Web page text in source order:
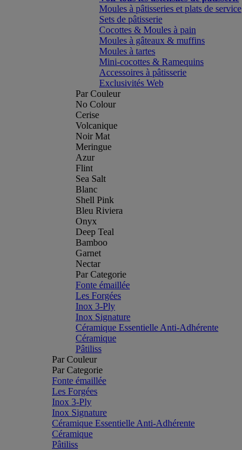
Moules à pâtisseries et plats de service
Sets de pâtisserie
Cocottes & Moules à pain
Moules à gâteaux & muffins
Moules à tartes
Mini-cocottes & Ramequins
Accessoires à pâtisserie
Exclusivités Web
Par Couleur
No Colour
Cerise
Volcanique
Noir Mat
Meringue
Azur
Flint
Sea Salt
Blanc
Shell Pink
Bleu Riviera
Onyx
Deep Teal
Bamboo
Garnet
Nectar
Par Categorie
Fonte émaillée
Les Forgées
Inox 3-Ply
Inox Signature
Céramique Essentielle Anti-Adhérente
Céramique
Pâtiliss
Par Couleur
Par Categorie
Fonte émaillée
Les Forgées
Inox 3-Ply
Inox Signature
Céramique Essentielle Anti-Adhérente
Céramique
Pâtiliss